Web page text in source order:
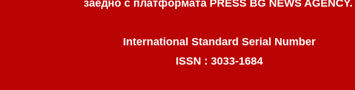
заедно с платформата PRESS BG NEWS AGENCY.
International Standard Serial Number
ISSN : 3033-1684